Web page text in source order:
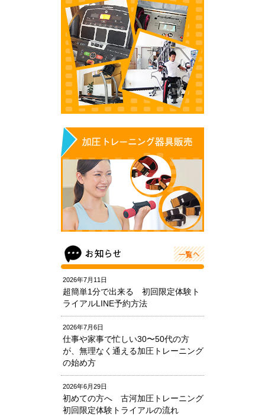
2026年7月11日
超簡単1分で出来る 初回限定体験ト
ライアルLINE予約方法
2026年7月6日
仕事や家事で忙しい30〜50代の方
が、無理なく通える加圧トレーニング
の始め方
2026年6月29日
初めての方へ 古河加圧トレーニング
初回限定体験トライアルの流れ